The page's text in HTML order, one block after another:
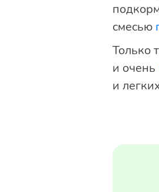
смесью
Только
и очень
и